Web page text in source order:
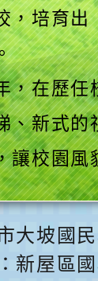
，培育
，在歷
、新式
讓校園
大坡國
新屋區